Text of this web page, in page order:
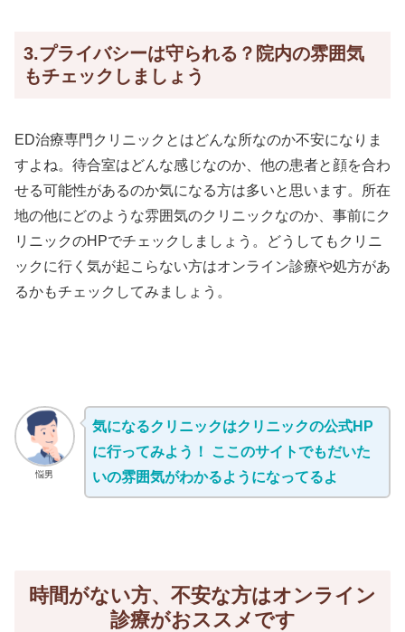
3.プライバシーは守られる？院内の雰囲気
もチェックしましょう
ED治療専門クリニックとはどんな所なのか不安になりま
すよね。待合室はどんな感じなのか、他の患者と顔を合わ
せる可能性があるのか気になる方は多いと思います。所在
地の他にどのような雰囲気のクリニックなのか、事前にク
リニックのHPでチェックしましょう。どうしてもクリニ
ックに行く気が起こらない方はオンライン診療や処方があ
るかもチェックしてみましょう。
悩男
気になるクリニックはクリニックの公式HP
に行ってみよう！ ここのサイトでもだいた
いの雰囲気がわかるようになってるよ
時間がない方、不安な方はオンライン
診療がおススメです